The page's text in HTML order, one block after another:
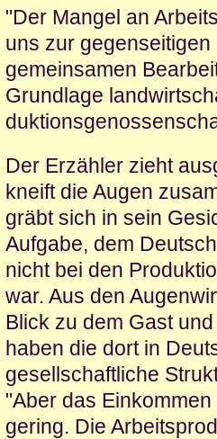
"Der Mangel an
uns zur
gemeinsamen
Grundlage
Der Erzähler zieht
kneift die Augen
gräbt sich in sein
Aufgabe, dem
nicht bei den
war. Aus den
Blick zu dem Gast
haben die dort in
gesellschaftliche
"Aber das
gering. Die